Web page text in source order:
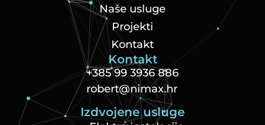
Naše usluge
Projekti
Kontakt
Kontakt
+385 99 3936 886
robert@nimax.hr
Izdvojene usluge